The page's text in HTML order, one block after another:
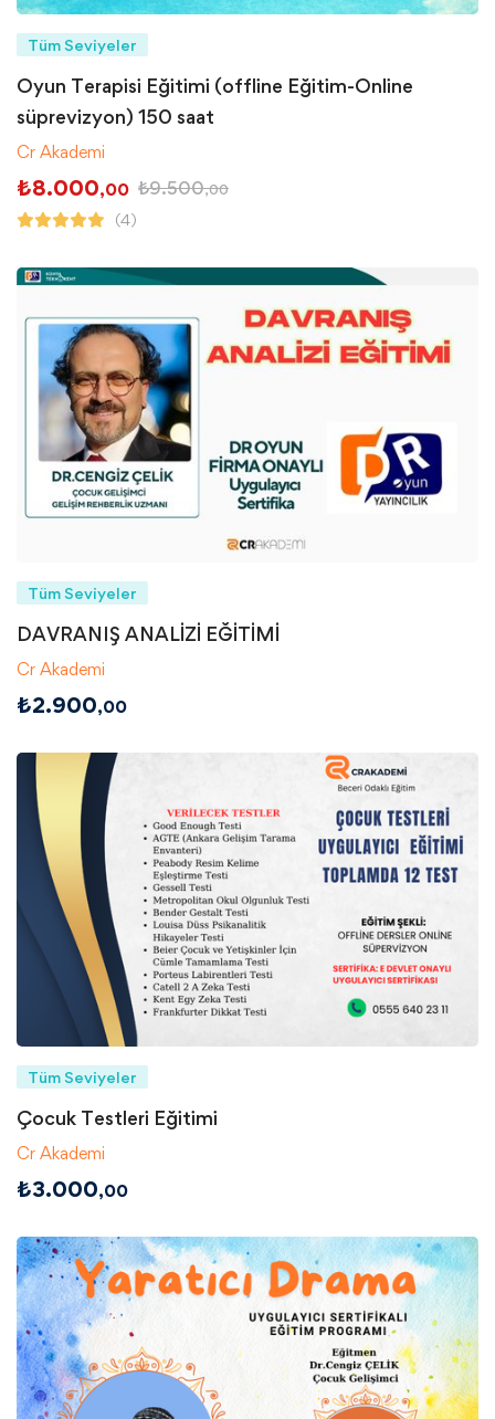
Tüm Seviyeler
Oyun Terapisi Eğitimi (offline Eğitim-Online
süprevizyon) 150 saat
Cr Akademi
₺8.000,00 ₺9.500,00
(4)
Tüm Seviyeler
DAVRANIŞ ANALİZİ EĞİTİMİ
Cr Akademi
₺2.900,00
Tüm Seviyeler
Çocuk Testleri Eğitimi
Cr Akademi
₺3.000,00